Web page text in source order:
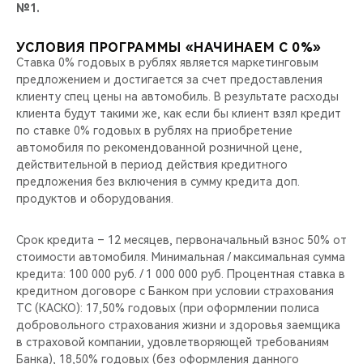
№1.
УСЛОВИЯ ПРОГРАММЫ «НАЧИНАЕМ С 0%»
Ставка 0% годовых в рублях является маркетинговым
предложением и достигается за счет предоставления
клиенту спец цены на автомобиль. В результате расходы
клиента будут такими же, как если бы клиент взял кредит
по ставке 0% годовых в рублях на приобретение
автомобиля по рекомендованной розничной цене,
действительной в период действия кредитного
предложения без включения в сумму кредита доп.
продуктов и оборудования.
Срок кредита – 12 месяцев, первоначальный взнос 50% от
стоимости автомобиля. Минимальная / максимальная сумма
кредита: 100 000 руб. / 1 000 000 руб. Процентная ставка в
кредитном договоре с Банком при условии страхования
ТС (КАСКО): 17,50% годовых (при оформлении полиса
добровольного страхования жизни и здоровья заемщика
в страховой компании, удовлетворяющей требованиям
Банка), 18,50% годовых (без оформления данного